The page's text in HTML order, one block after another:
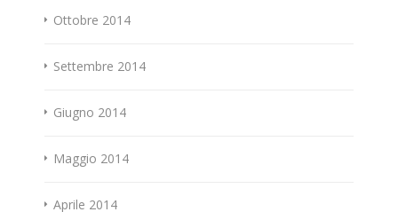
Ottobre 2014
Settembre 2014
Giugno 2014
Maggio 2014
Aprile 2014